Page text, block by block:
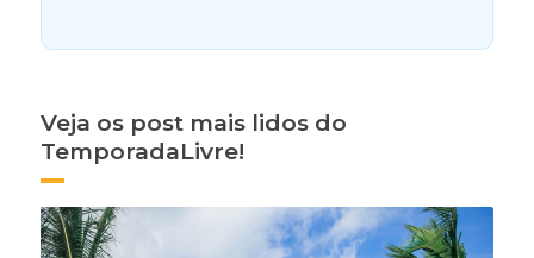
Veja os post mais lidos do
TemporadaLivre!